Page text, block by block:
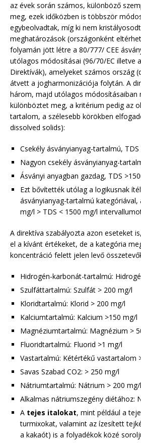
az évek során számos, különböző
meg, ezek időközben is többször
egybeolvadtak, míg ki nem
meghatározások (országonként
folyamán jött létre a 80/777/ CEE
utólagos módosításai (96/70/EC illetve
Direktívák), amelyeket számos ország
átvett a jogharmonizációja folytán. A
három, majd utólagos módosításaiban
különböztet meg, a kritérium pedig az
tartalom, a szélesebb körökben
dissolved solids):
Csekély ásványianyag-tartalmú,
Nagyon csekély ásványianyag-
Ásványi anyagban gazdag, TDS
Ezt bővítették utólag a logikusnak
ásványianyag-tartalmú kategóriával,
mg/l > TDS < 1500 mg/l
A direktíva szabályozta azon eseteket
el a kívánt értékeket, de a kategória
koncentráció felett jelen levő
Hidrogén-karbonát-tartalmú:
Szulfáttartalmú: Szulfát > 200 mg/l
Kloridtartalmú: Klorid > 200 mg/l
Kalciumtartalmú: Kalcium >150 mg/l
Magnéziumtartalmú: Magnézium >
Fluoridtartalmú: Fluorid >1 mg/l
Vastartalmú: Kétértékű vastartalom
Savas Szabad CO2: > 250 mg/l
Nátriumtartalmú: Nátrium > 200 mg/l
Alkalmas nátriumszegény diétához:
A tejes italokat, mint például a
turmixokat, valamint az ízesített
a kakaót) is a folyadékok közé